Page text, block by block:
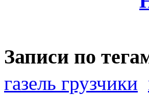
Записи по
газель грузчики